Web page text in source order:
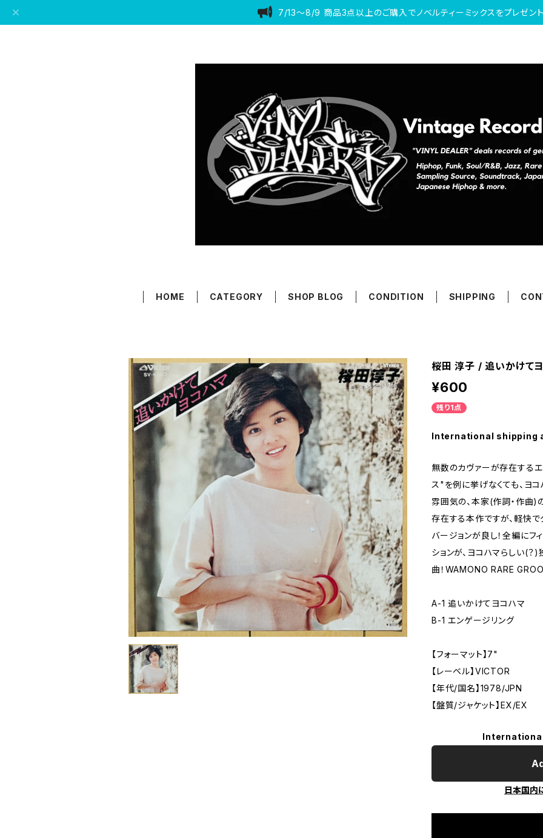
7/13〜8/9 商品3点以上のご購入でノベルティーミックスをプレゼント
HOME CATEGORY SHOP BLOG CONDITION SHIPPING
桜田 淳子 / 追いかけて
¥600
残り1点
International shipping
無数のカヴァーが存在する
ス"を例に挙げなくても、ヨ
雰囲気の、本家(作詞・作曲)
存在する本作ですが、軽快
バージョンが良し！全編にフ
ションが、ヨコハマらしい(
曲！WAMONO RARE
A-1 追いかけてヨコハマ
B-1 エンゲージリング
【フォーマット】7"
【レーベル】VICTOR
【年代/国名】1978/JPN
【盤質/ジャケット】EX/EX
日本国内